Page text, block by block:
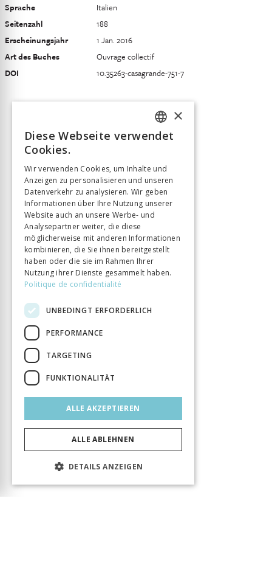
Sprache
Italien
Seitenzahl
188
Erscheinungsjahr
1 Jan. 2016
Art des Buches
Ouvrage collectif
DOI
10.35263-casagrande-751-7
FRENCH
ITALIAN
×
Diese Webseite verwendet
Cookies.
Wir verwenden Cookies, um Inhalte und
Anzeigen zu personalisieren und unseren
Datenverkehr zu analysieren. Wir geben
Informationen über Ihre Nutzung unserer
Website auch an unsere Werbe- und
Analysepartner weiter, die diese
möglicherweise mit anderen Informationen
kombinieren, die Sie ihnen bereitgestellt
haben oder die sie im Rahmen Ihrer
Nutzung ihrer Dienste gesammelt haben.
Politique de confidentialité
UNBEDINGT ERFORDERLICH
PERFORMANCE
TARGETING
FUNKTIONALITÄT
ALLE AKZEPTIEREN
ALLE ABLEHNEN
DETAILS ANZEIGEN